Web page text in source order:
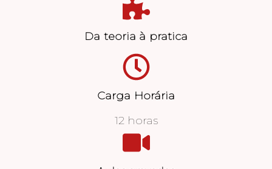
Da teoria à pratica
Carga Horária
12 horas